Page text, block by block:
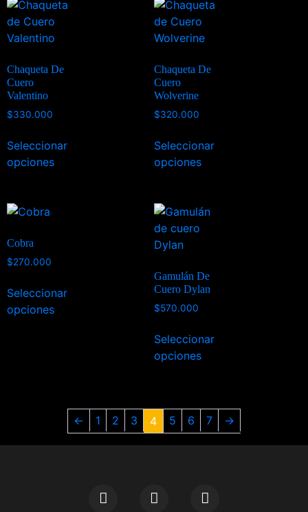
Chaqueta De
Cuero
Valentino
$330.000
Seleccionar
opciones
Chaqueta De
Cuero
Wolverine
$320.000
Seleccionar
opciones
Cobra
$270.000
Seleccionar
opciones
Gamulán De
Cuero Dylan
$570.000
Seleccionar
opciones
← 1 2 3 4 5 6 7 →